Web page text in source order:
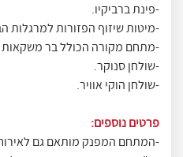
-פינת ברביקיו.
-מיטות שיזוף הפזורות למרגלות
-מתחם מקורה הכולל בר משקאות
-שולחן סנוקר.
-שולחן הוקי אוויר.
פרטים נוספים:
-המתחם המפנק מותאם גם לאירוח